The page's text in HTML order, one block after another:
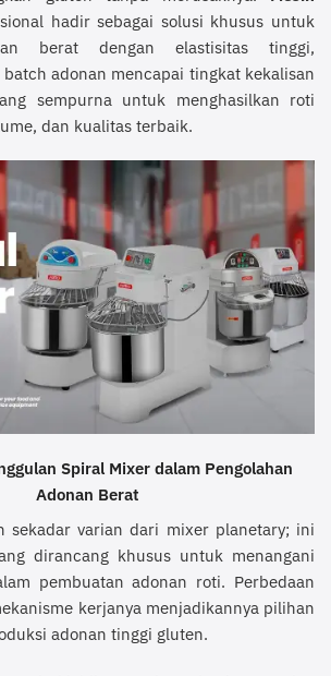
hadir sebagai solusi khusus untuk
berat dengan elastisitas tinggi,
adonan mencapai tingkat kekalisan
sempurna untuk menghasilkan roti
dan kualitas terbaik.
Spiral Mixer dalam Pengolahan
Adonan Berat
sekadar varian dari mixer planetary; ini
dirancang khusus untuk menangani
pembuatan adonan roti. Perbedaan
kerjanya menjadikannya pilihan
adonan tinggi gluten.